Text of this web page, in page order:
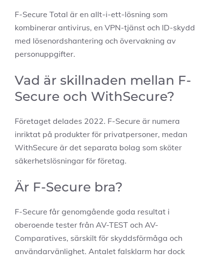
F-Secure Total är en allt-i-ett-lösning som
kombinerar antivirus, en VPN-tjänst och ID-skydd
med lösenordshantering och övervakning av
personuppgifter.
Vad är skillnaden mellan F-
Secure och WithSecure?
Företaget delades 2022. F-Secure är numera
inriktat på produkter för privatpersoner, medan
WithSecure är det separata bolag som sköter
säkerhetslösningar för företag.
Är F-Secure bra?
F-Secure får genomgående goda resultat i
oberoende tester från AV-TEST och AV-
Comparatives, särskilt för skyddsförmåga och
användarvänlighet. Antalet falsklarm har dock